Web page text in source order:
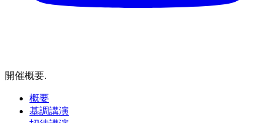
開催概要.
概要
基調講演